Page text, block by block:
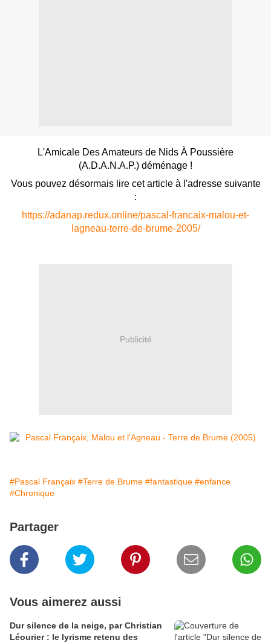
L'Amicale Des Amateurs de Nids À Poussière
(A.D.A.N.A.P.) déménage !
Vous pouvez désormais lire cet article à l'adresse suivante
:
https://adanap.redux.online/pascal-francaix-malou-et-
lagneau-terre-de-brume-2005/
Publicité
#Pascal Françaix #Terre de Brume #fantastique #enfance
#Chronique
Partager
Vous aimerez aussi
Dur silence de la neige, par Christian
Léourier : le lyrisme retenu des